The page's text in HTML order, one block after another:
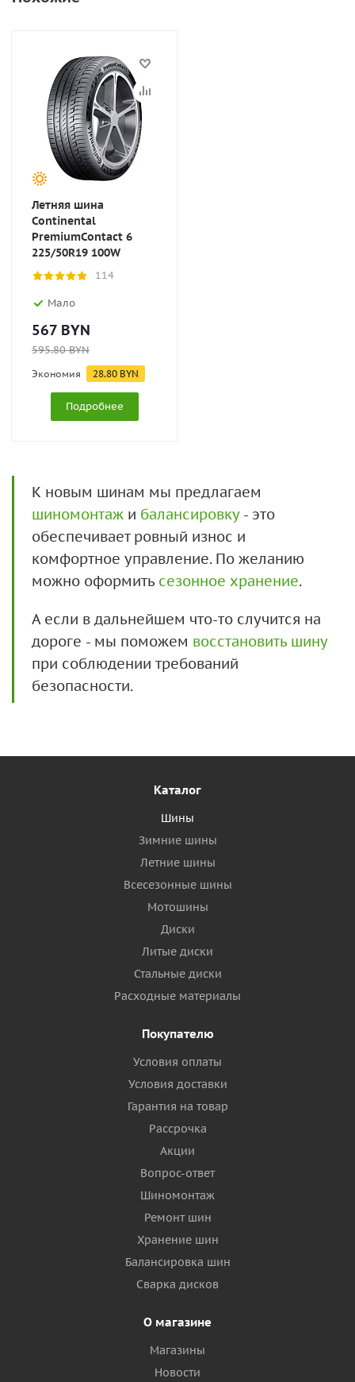
Летняя шина
Continental
PremiumContact 6
225/50R19 100W
114
Мало
567 BYN
595.80BYN
Экономия 28.80 BYN
Подробнее
К новым шинам мы предлагаем
шиномонтаж и балансировку- это
обеспечивает ровный износ и
комфортное управление. По желанию
можно оформить сезонное хранение.
А если в дальнейшем что-то случится на
дороге - мы поможем восстановить шину
при соблюдении требований
безопасности.
Каталог
Шины
Зимние шины
Летние шины
Всесезонные шины
Мотошины
Диски
Литые диски
Стальные диски
Расходные материалы
Покупателю
Условия оплаты
Условия доставки
Гарантия на товар
Рассрочка
Акции
Вопрос-ответ
Шиномонтаж
Ремонт шин
Хранение шин
Балансировка шин
Сварка дисков
О магазине
Магазины
Новости